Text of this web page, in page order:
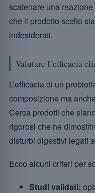
scatenare una
che il prodotto scelto
indesiderati.
Valutare l’efficacia
L’efficacia di un
composizione ma
Cerca prodotti che
rigorosi che ne
disturbi digestivi legati
Ecco alcuni criteri per
Studi validati: